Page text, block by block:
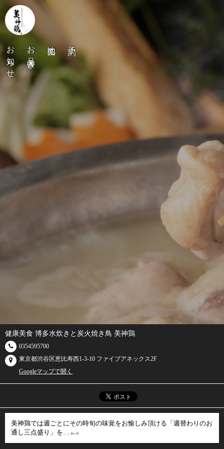
お知らせ お品書き
健康美食 博多水炊きと炭火焼き鳥 美神鶏
0354595700
東京都渋谷区恵比寿西1-3-10 ファイブアネックス2F
Googleマップで開く
美神鶏では週ごとにその時旬の味覚をお愉しみ頂ける「週替わりのお
通し三点盛り」を…
約11年